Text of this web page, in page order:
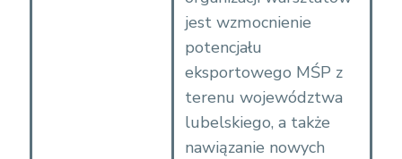
jest wzmocnienie
potencjału
eksportowego MŚP z
terenu województwa
lubelskiego, a także
nawiązanie nowych